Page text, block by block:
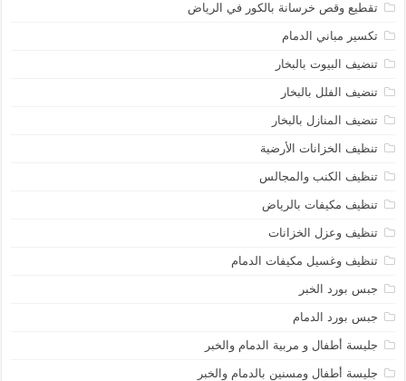
تقطيع وقص خرسانة بالكور في الرياض
تكسير مباني الدمام
تنضيف البيوت بالبخار
تنضيف الفلل بالبخار
تنضيف المنازل بالبخار
تنظيف الخزانات الأرضية
تنظيف الكنب والمجالس
تنظيف مكيفات بالرياض
تنظيف وعزل الخزانات
تنظيف وغسيل مكيفات الدمام
جبس بورد الخبر
جبس بورد الدمام
جليسة أطفال و مربية الدمام والخبر
جليسة أطفال ومسنين بالدمام والخبر